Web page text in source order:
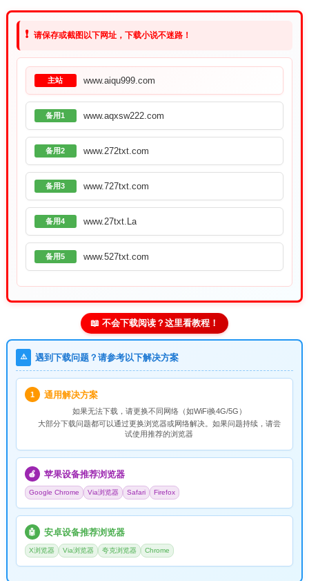
❗ 请保存或截图以下网址，下载小说不迷路！
主站 www.aiqu999.com
备用1 www.aqxsw222.com
备用2 www.272txt.com
备用3 www.727txt.com
备用4 www.27txt.La
备用5 www.527txt.com
📖 不会下载阅读？这里看教程！
⚠️ 遇到下载问题？请参考以下解决方案
1 通用解决方案
如果无法下载，请更换不同网络（如WiFi换4G/5G）
大部分下载问题都可以通过更换浏览器或网络解决。如果问题持续，请尝
试使用推荐的浏览器
🍎 苹果设备推荐浏览器
Google Chrome Via浏览器 Safari Firefox
🤖 安卓设备推荐浏览器
X浏览器 Via浏览器 夸克浏览器 Chrome